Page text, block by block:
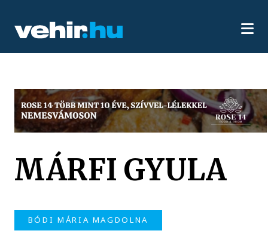
MÁRFI GYULA
BÓDI MÁRIA MAGDOLNA